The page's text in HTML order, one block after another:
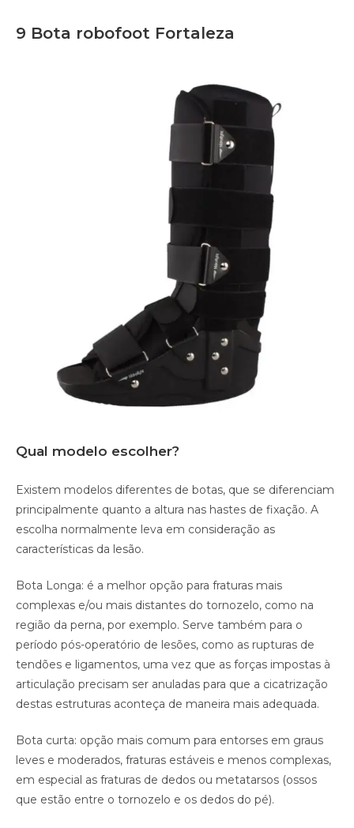
9 Bota robofoot Fortaleza
Qual modelo escolher?
Existem modelos diferentes de botas, que se diferenciam
principalmente quanto a altura nas hastes de fixação. A
escolha normalmente leva em consideração as
características da lesão.
Bota Longa: é a melhor opção para fraturas mais
complexas e/ou mais distantes do tornozelo, como na
região da perna, por exemplo. Serve também para o
período pós-operatório de lesões, como as rupturas de
tendões e ligamentos, uma vez que as forças impostas à
articulação precisam ser anuladas para que a cicatrização
destas estruturas aconteça de maneira mais adequada.
Bota curta: opção mais comum para entorses em graus
leves e moderados, fraturas estáveis e menos complexas,
em especial as fraturas de dedos ou metatarsos (ossos
que estão entre o tornozelo e os dedos do pé).